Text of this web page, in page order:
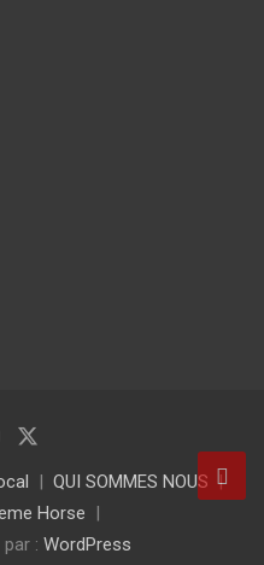
QUI SOMMES NOUS
Horse
: WordPress